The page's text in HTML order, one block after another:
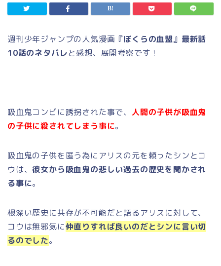
週刊少年ジャンプの人気漫画 『ぼくらの血盟』最新話
10話のネタバレと感想、展開考察です！
吸血鬼コンビに誘拐された事で、 人間の子供が吸血鬼
の子供に殺されてしまう事に。
吸血鬼の子供を匿う為にアリスの元を頼ったシンとコ
ウは、彼女から吸血鬼の悲しい過去の歴史を聞かされ
る事に。
根深い歴史に共存が不可能だと語るアリスに対して、
コウは無邪気に仲直りすれば良いのだとシンに言い切
るのでした。